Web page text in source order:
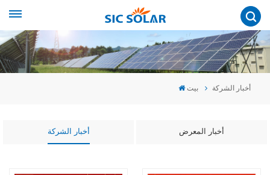
بيت أخبار الشركة
أخبار الشركة أخبار المعرض